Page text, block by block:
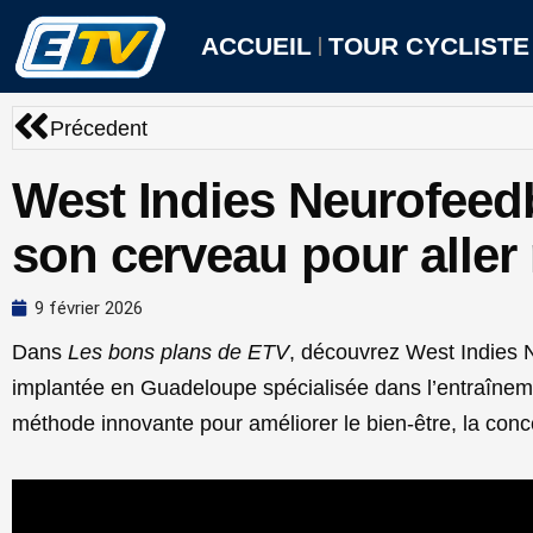
Aller
contenu
ACCUEIL TOUR CYCLISTE
Précédent
Précedent
West Indies
son cerveau pour aller
9 février 2026
Dans Les bons plans de ETV, découvrez West Indies
implantée en Guadeloupe spécialisée dans
méthode innovante pour améliorer le bien-être, la